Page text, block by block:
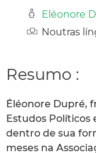
Eléonore
Noutras
Resumo :
Éléonore Dupré,
Estudos Políticos
dentro de sua
meses na